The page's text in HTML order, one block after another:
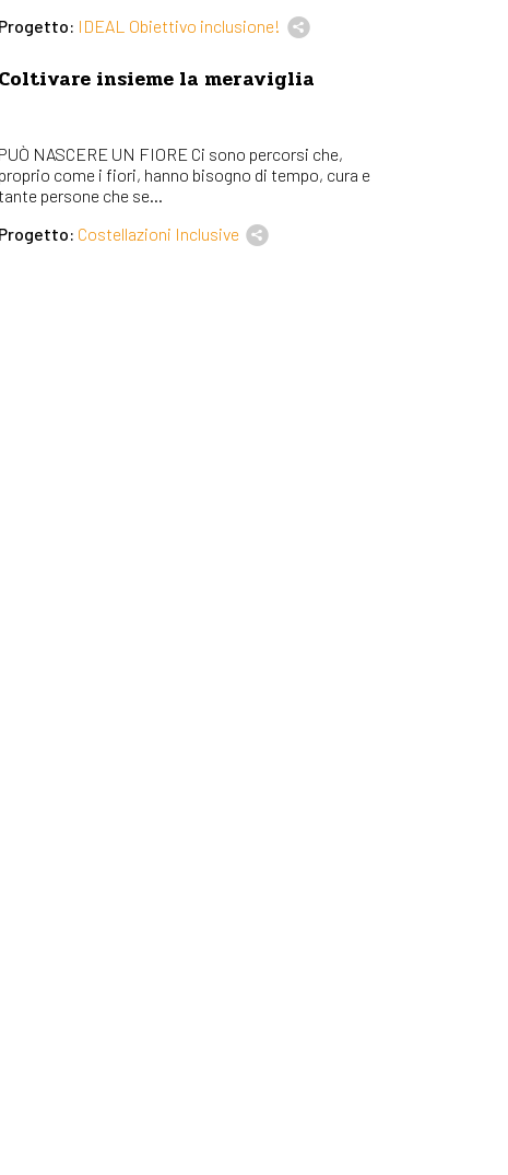
Progetto: IDEAL Obiettivo inclusione!
Coltivare insieme la meraviglia
PUÒ NASCERE UN FIORE Ci sono percorsi che,
proprio come i fiori, hanno bisogno di tempo, cura e
tante persone che se...
Progetto: Costellazioni Inclusive